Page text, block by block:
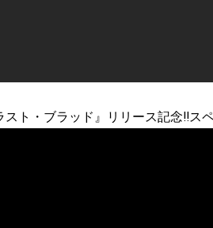
スト・ ブラッド』リリース記念‼